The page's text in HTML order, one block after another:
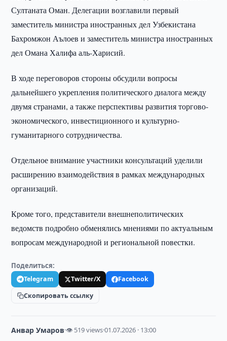
Султаната Оман. Делегации возглавили первый
заместитель министра иностранных дел Узбекистана
Бахромжон Аълоев и заместитель министра иностранных
дел Омана Халифа аль-Харисий.
В ходе переговоров стороны обсудили вопросы
дальнейшего укрепления политического диалога между
двумя странами, а также перспективы развития торгово-
экономического, инвестиционного и культурно-
гуманитарного сотрудничества.
Отдельное внимание участники консультаций уделили
расширению взаимодействия в рамках международных
организаций.
Кроме того, представители внешнеполитических
ведомств подробно обменялись мнениями по актуальным
вопросам международной и региональной повестки.
Поделиться:
Telegram Twitter/X
Facebook
Скопировать ссылку
Анвар Умаров·👁 519 views·01.07.2026 · 13:00